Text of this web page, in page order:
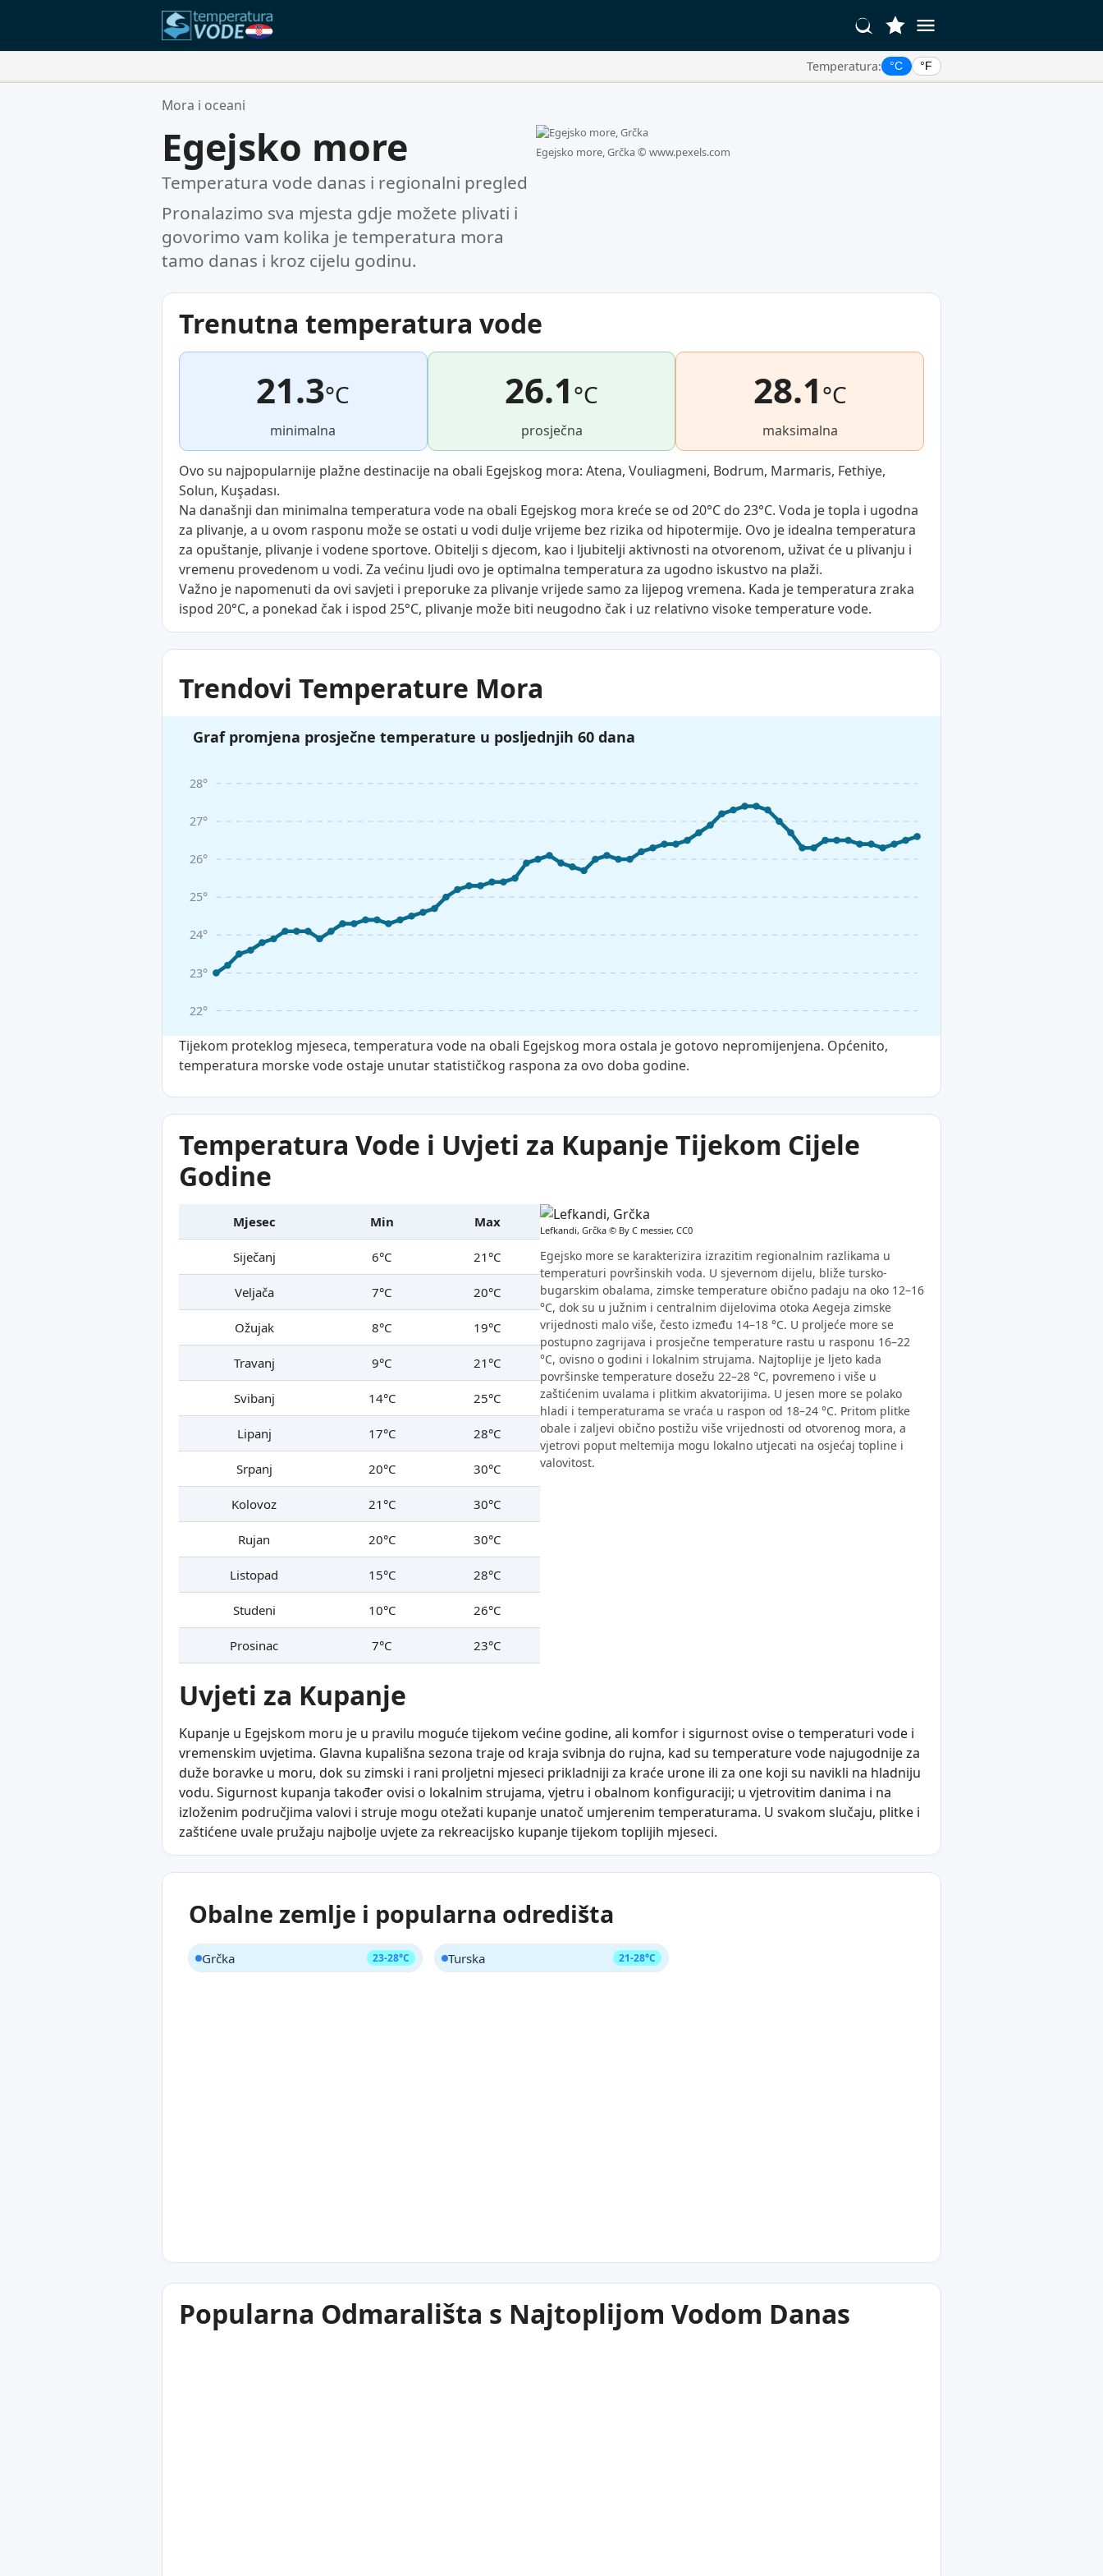
Temperatura: °C °F
Vaše Omiljene Lokacije:
Mora i oceani
Egejsko more
Temperatura vode danas i regionalni pregled
Pronalazimo sva mjesta gdje možete plivati i
govorimo vam kolika je temperatura mora
tamo danas i kroz cijelu godinu.
Egejsko more, Grčka © www.pexels.com
Trenutna temperatura vode
21.3°C
minimalna
26.1°C
prosječna
28.1°C
maksimalna
Ovo su najpopularnije plažne destinacije na obali Egejskog mora: Atena, Vouliagmeni, Bodrum, Marmaris, Fethiye,
Solun, Kuşadası.
Na današnji dan minimalna temperatura vode na obali Egejskog mora kreće se od 20°C do 23°C. Voda je topla i ugodna
za plivanje, a u ovom rasponu može se ostati u vodi dulje vrijeme bez rizika od hipotermije. Ovo je idealna temperatura
za opuštanje, plivanje i vodene sportove. Obitelji s djecom, kao i ljubitelji aktivnosti na otvorenom, uživat će u plivanju i
vremenu provedenom u vodi. Za većinu ljudi ovo je optimalna temperatura za ugodno iskustvo na plaži.
Važno je napomenuti da ovi savjeti i preporuke za plivanje vrijede samo za lijepog vremena. Kada je temperatura zraka
ispod 20°C, a ponekad čak i ispod 25°C, plivanje može biti neugodno čak i uz relativno visoke temperature vode.
Trendovi Temperature Mora
Graf promjena prosječne temperature u posljednjih 60 dana
22°
23°
24°
25°
26°
27°
28°
Tijekom proteklog mjeseca, temperatura vode na obali Egejskog mora ostala je gotovo nepromijenjena. Općenito,
temperatura morske vode ostaje unutar statističkog raspona za ovo doba godine.
Temperatura Vode i Uvjeti za Kupanje Tijekom Cijele
Godine
Mjesec Min Max
Siječanj 6°C 21°C
Veljača 7°C 20°C
Ožujak 8°C 19°C
Travanj 9°C 21°C
Svibanj 14°C 25°C
Lipanj 17°C 28°C
Srpanj 20°C 30°C
Kolovoz 21°C 30°C
Rujan 20°C 30°C
Listopad 15°C 28°C
Studeni 10°C 26°C
Prosinac 7°C 23°C
Lefkandi, Grčka © By C messier, CC0
Egejsko more se karakterizira izrazitim regionalnim razlikama u
temperaturi površinskih voda. U sjevernom dijelu, bliže tursko-
bugarskim obalama, zimske temperature obično padaju na oko 12–16
°C, dok su u južnim i centralnim dijelovima otoka Aegeja zimske
vrijednosti malo više, često između 14–18 °C. U proljeće more se
postupno zagrijava i prosječne temperature rastu u rasponu 16–22
°C, ovisno o godini i lokalnim strujama. Najtoplije je ljeto kada
površinske temperature dosežu 22–28 °C, povremeno i više u
zaštićenim uvalama i plitkim akvatorijima. U jesen more se polako
hladi i temperaturama se vraća u raspon od 18–24 °C. Pritom plitke
obale i zaljevi obično postižu više vrijednosti od otvorenog mora, a
vjetrovi poput meltemija mogu lokalno utjecati na osjećaj topline i
valovitost.
Uvjeti za Kupanje
Kupanje u Egejskom moru je u pravilu moguće tijekom većine godine, ali komfor i sigurnost ovise o temperaturi vode i
vremenskim uvjetima. Glavna kupališna sezona traje od kraja svibnja do rujna, kad su temperature vode najugodnije za
duže boravke u moru, dok su zimski i rani proljetni mjeseci prikladniji za kraće urone ili za one koji su navikli na hladniju
vodu. Sigurnost kupanja također ovisi o lokalnim strujama, vjetru i obalnom konfiguraciji; u vjetrovitim danima i na
izloženim područjima valovi i struje mogu otežati kupanje unatoč umjerenim temperaturama. U svakom slučaju, plitke i
zaštićene uvale pružaju najbolje uvjete za rekreacijsko kupanje tijekom toplijih mjeseci.
Obalne zemlje i popularna odredišta
Grčka 23-28°C Turska 21-28°C
Popularna Odmarališta s Najtoplijom Vodom Danas